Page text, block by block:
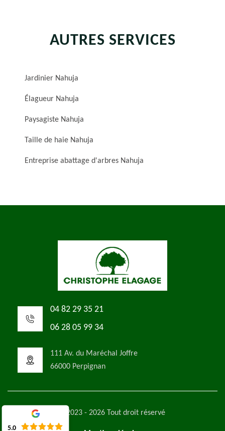
AUTRES SERVICES
Jardinier Nahuja
Élagueur Nahuja
Paysagiste Nahuja
Taille de haie Nahuja
Entreprise abattage d'arbres Nahuja
04 82 29 35 21
06 28 05 99 34
111 Av. du Maréchal Joffre
66000 Perpignan
©2023 - 2026 Tout droit réservé
5.0